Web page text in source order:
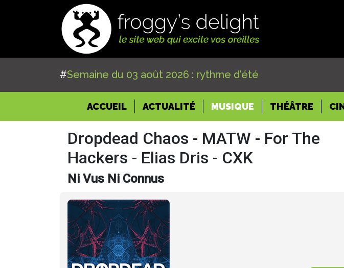
#Semaine du 03 août 2026 : rythme d'été
ACCUEIL(CURRENT)
ACTUALITÉ MUSIQUE THÉÂTRE
Dropdead Chaos - MATW - For The
Hackers - Elias Dris - CXK
Ni Vus Ni Connus